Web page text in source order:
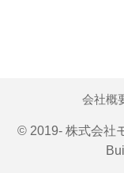
術
会社概
© 2019- 株式会社